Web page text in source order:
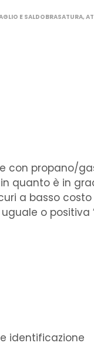
E SALDOBRASATURA,
con propano/
quanto è in
a basso costo
o positiva
identificazione